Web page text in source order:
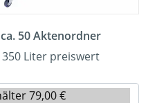
ca. 50 Aktenordner
350 Liter preiswert